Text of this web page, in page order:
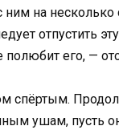
ним на
отпустить
его, —
спёртым.
ушам, пусть